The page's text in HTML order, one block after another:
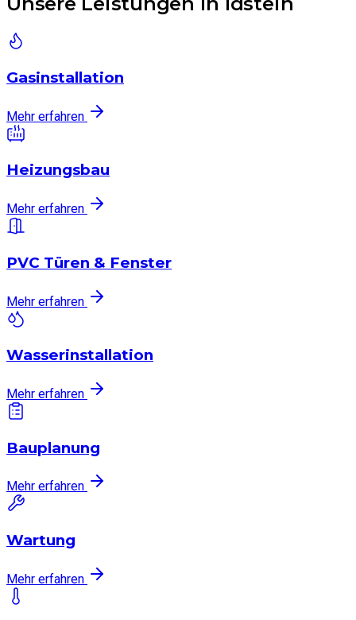
Gasinstallation
Mehr erfahren
Heizungsbau
Mehr erfahren
PVC Türen & Fenster
Mehr erfahren
Wasserinstallation
Mehr erfahren
Bauplanung
Mehr erfahren
Wartung
Mehr erfahren